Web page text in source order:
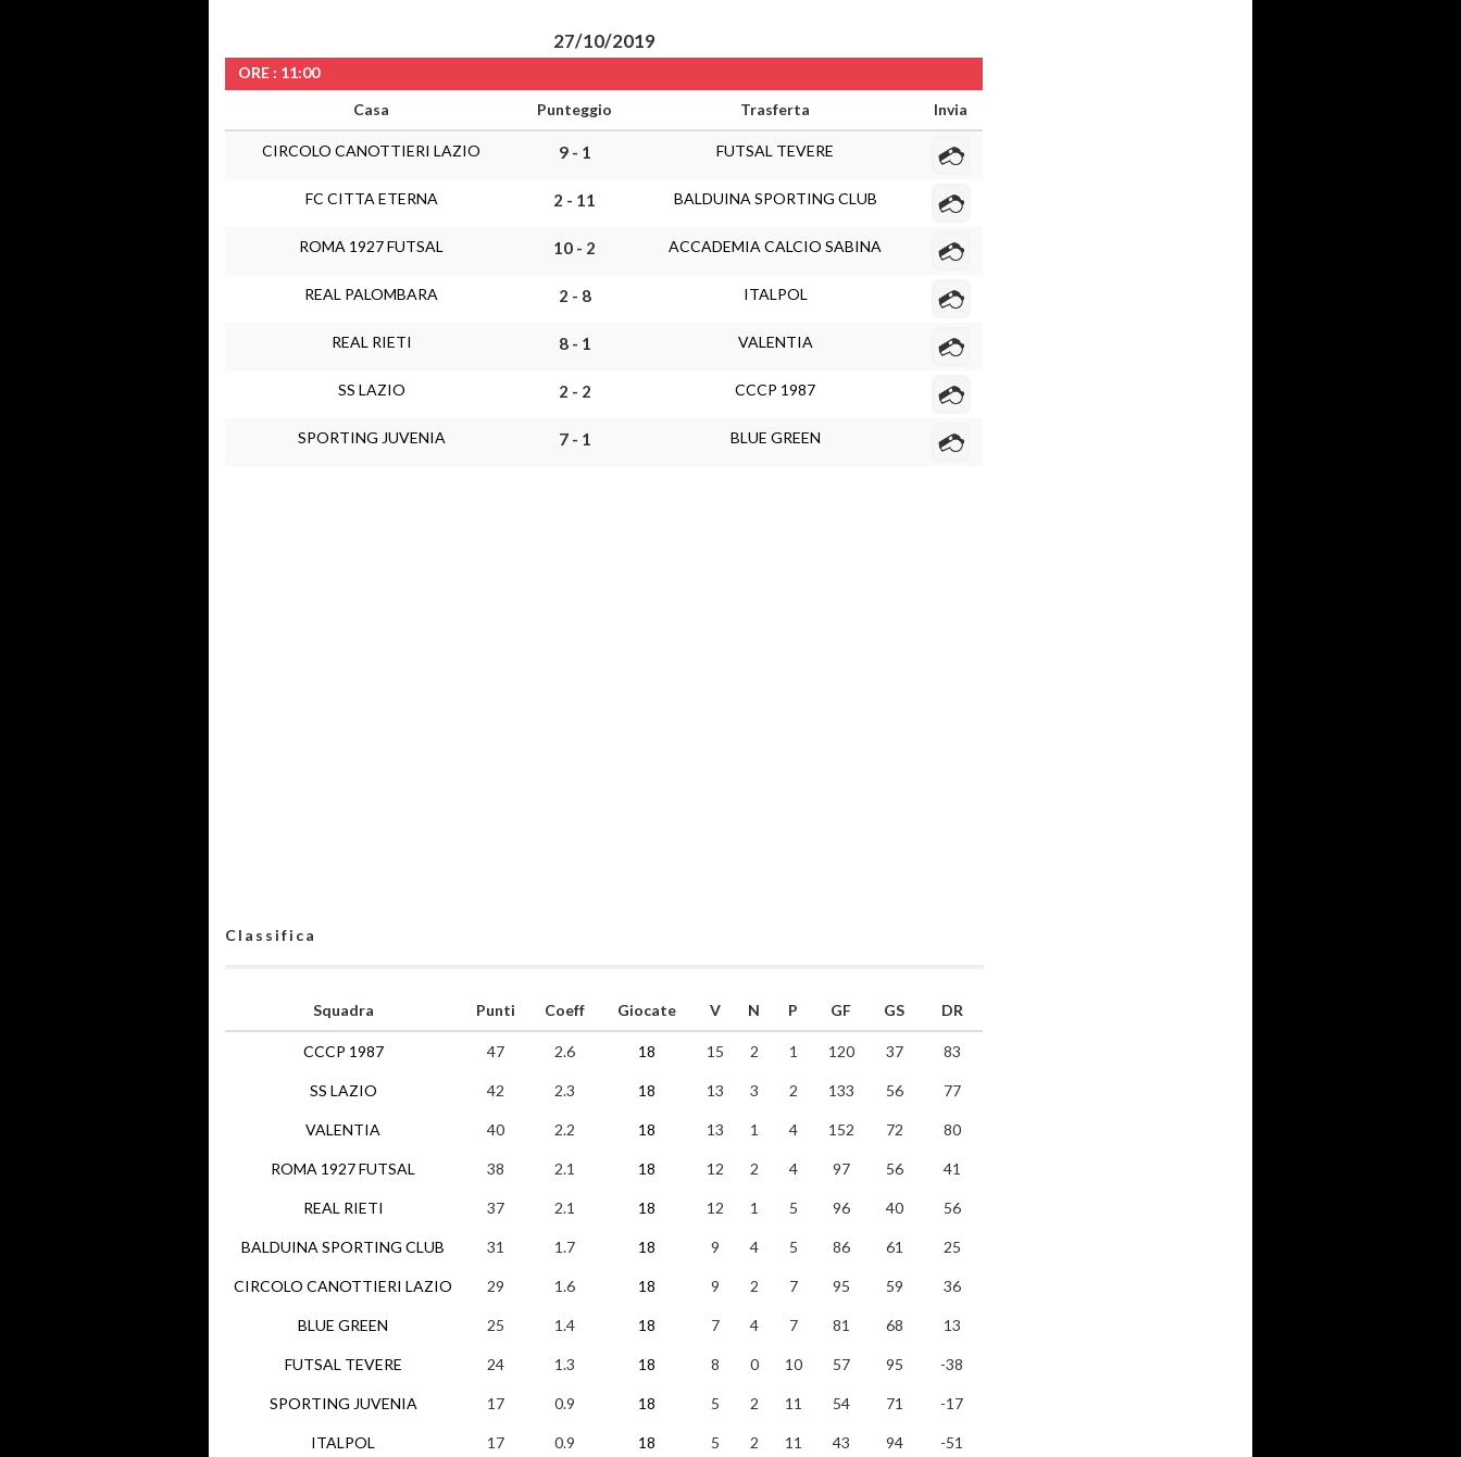
27/10/2019
ORE : 11:00
Casa
Punteggio Trasferta Invia
CIRCOLO CANOTTIERI LAZIO 9 - 1 FUTSAL TEVERE
FC CITTA ETERNA 2 - 11 BALDUINA SPORTING CLUB
ROMA 1927 FUTSAL 10 - 2 ACCADEMIA CALCIO SABINA
REAL PALOMBARA 2 - 8 ITALPOL
REAL RIETI 8 - 1 VALENTIA
SS LAZIO 2 - 2 CCCP 1987
SPORTING JUVENIA 7 - 1 BLUE GREEN
Classifica
Squadra
CCCP 1987
SS LAZIO
VALENTIA
ROMA 1927 FUTSAL
REAL RIETI
BALDUINA SPORTING CLUB
CIRCOLO CANOTTIERI LAZIO
BLUE GREEN
FUTSAL TEVERE
SPORTING JUVENIA
ITALPOL
Punti Coeff Giocate V N P GF GS DR
47 2.6 18 15 2 1 120 37 83
42 2.3 18 13 3 2 133 56 77
40 2.2 18 13 1 4 152 72 80
38 2.1 18 12 2 4 97 56 41
37 2.1 18 12 1 5 96 40 56
31 1.7 18 9 4 5 86 61 25
29 1.6 18 9 2 7 95 59 36
25 1.4 18 7 4 7 81 68 13
24 1.3 18 8 0 10 57 95 -38
17 0.9 18 5 2 11 54 71 -17
17 0.9 18 5 2 11 43 94 -51